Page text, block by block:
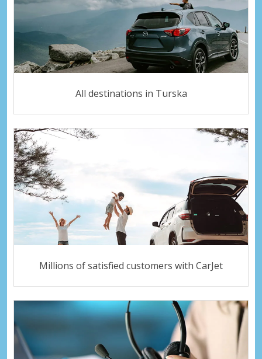
All destinations in Turska
Millions of satisfied customers with CarJet